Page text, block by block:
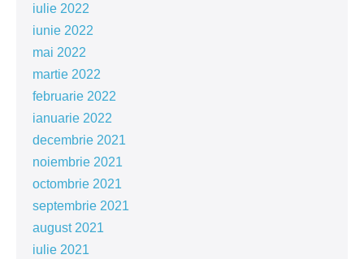
iulie 2022
iunie 2022
mai 2022
martie 2022
februarie 2022
ianuarie 2022
decembrie 2021
noiembrie 2021
octombrie 2021
septembrie 2021
august 2021
iulie 2021